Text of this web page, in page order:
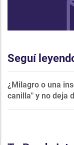
Seguí
¿Milagro o una
canilla" y no deja